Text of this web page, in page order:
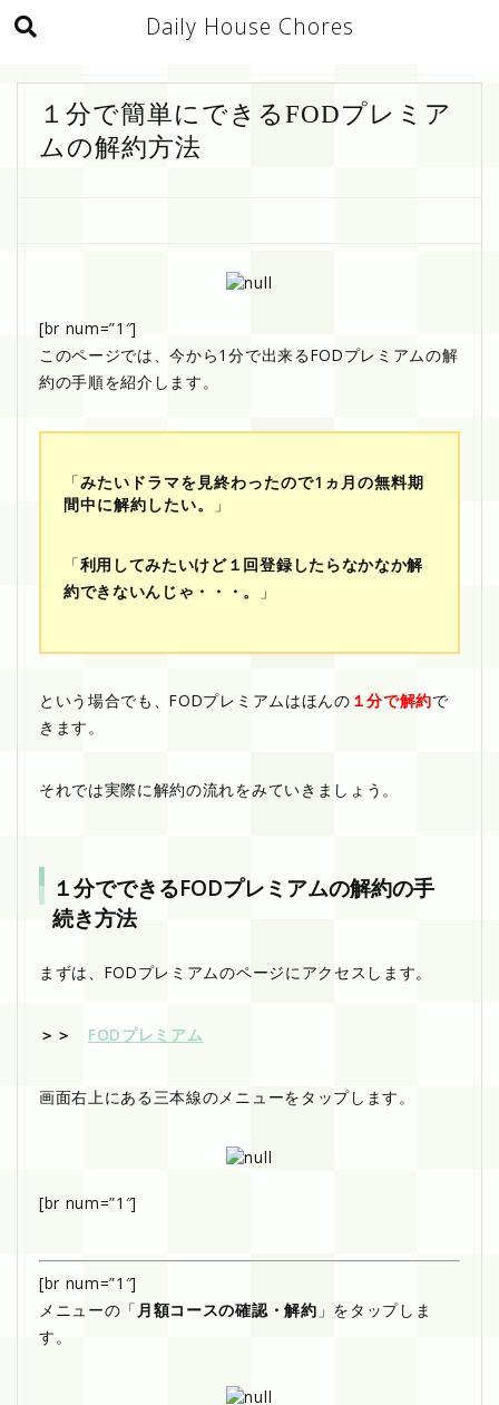
Daily House Chores
１分で簡単にできるFODプレミア
ムの解約方法
[br num=”1″]
このページでは、今から1分で出来るFODプレミアムの解
約の手順を紹介します。
「みたいドラマを見終わったので1ヵ月の無料期
間中に解約したい。
」
「利用してみたいけど１回登録したらなかなか解
約できないんじゃ・・・。
」
という場合でも、FODプレミアムはほんの １分で解約で
きます。
それでは実際に解約の流れをみていきましょう。
１分でできるFODプレミアムの解約の手
続き方法
まずは、FODプレミアムのページにアクセスします。
＞＞ FODプレミアム
画面右上にある三本線のメニューをタップします。
[br num=”1″]
[br num=”1″]
メニューの「 月額コースの確認・解約 」をタップしま
す。